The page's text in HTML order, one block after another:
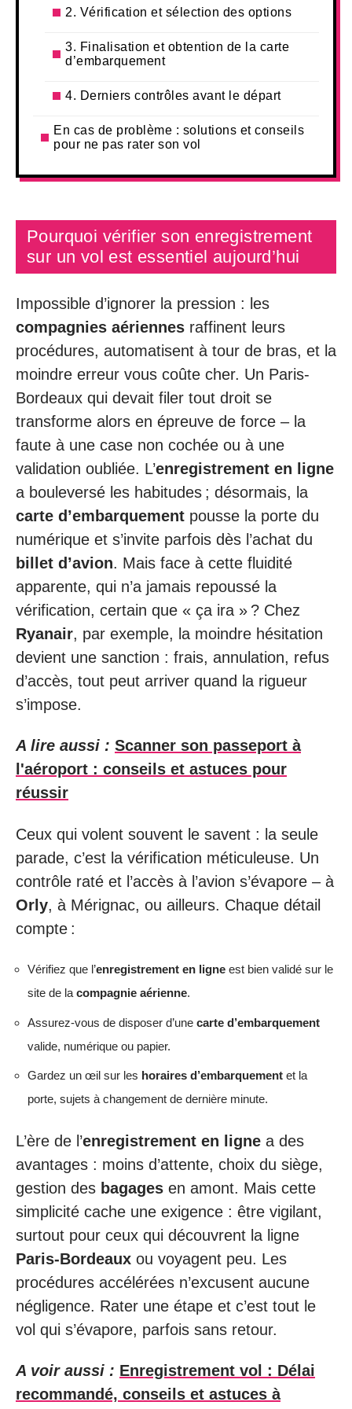
2. Vérification et sélection des options
3. Finalisation et obtention de la carte
d’embarquement
4. Derniers contrôles avant le départ
En cas de problème : solutions et conseils
pour ne pas rater son vol
Pourquoi vérifier son enregistrement
sur un vol est essentiel aujourd’hui
Impossible d’ignorer la pression : les
compagnies aériennes raffinent leurs
procédures, automatisent à tour de bras, et la
moindre erreur vous coûte cher. Un Paris-
Bordeaux qui devait filer tout droit se
transforme alors en épreuve de force – la
faute à une case non cochée ou à une
validation oubliée. L’enregistrement en ligne
a bouleversé les habitudes ; désormais, la
carte d’embarquement pousse la porte du
numérique et s’invite parfois dès l’achat du
billet d’avion. Mais face à cette fluidité
apparente, qui n’a jamais repoussé la
vérification, certain que « ça ira » ? Chez
Ryanair, par exemple, la moindre hésitation
devient une sanction : frais, annulation, refus
d’accès, tout peut arriver quand la rigueur
s’impose.
A lire aussi : Scanner son passeport à
l'aéroport : conseils et astuces pour
réussir
Ceux qui volent souvent le savent : la seule
parade, c’est la vérification méticuleuse. Un
contrôle raté et l’accès à l’avion s’évapore – à
Orly, à Mérignac, ou ailleurs. Chaque détail
compte :
Vérifiez que l’enregistrement en ligne est bien validé sur le
site de la compagnie aérienne.
Assurez-vous de disposer d’une carte d’embarquement
valide, numérique ou papier.
Gardez un œil sur les horaires d’embarquement et la
porte, sujets à changement de dernière minute.
L’ère de l’enregistrement en ligne a des
avantages : moins d’attente, choix du siège,
gestion des bagages en amont. Mais cette
simplicité cache une exigence : être vigilant,
surtout pour ceux qui découvrent la ligne
Paris-Bordeaux ou voyagent peu. Les
procédures accélérées n’excusent aucune
négligence. Rater une étape et c’est tout le
vol qui s’évapore, parfois sans retour.
A voir aussi : Enregistrement vol : Délai
recommandé, conseils et astuces à